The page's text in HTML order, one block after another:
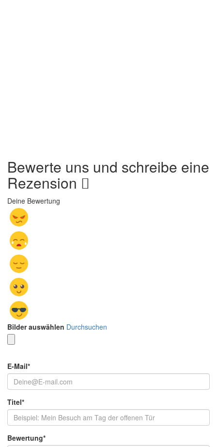
Bewerte uns und schreibe eine
Rezension
Deine Bewertung
Bilder auswählen Durchsuchen
E-Mail*
Titel*
Bewertung*